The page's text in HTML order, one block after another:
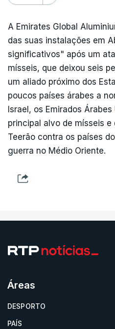
A Emirates Global
das suas instalações em
significativos" após um
mísseis, que deixou seis
um aliado próximo dos
poucos países árabes a
Israel, os Emirados
principal alvo de mísseis
Teerão contra os países
guerra no Médio Oriente.
Áreas
DESPORTO
PAÍS